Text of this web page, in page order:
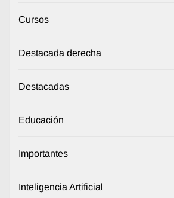
Cursos
Destacada derecha
Destacadas
Educación
Importantes
Inteligencia Artificial